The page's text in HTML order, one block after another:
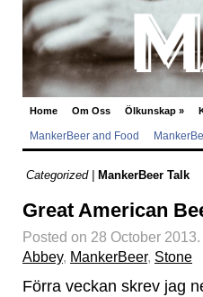
Home Om Oss Ölkunskap »
MankerBeer and Food
Categorized | MankerBeer Talk
Great American
Posted on 28 October 2013.
Abbey, MankerBeer, Stone
Förra veckan skrev jag